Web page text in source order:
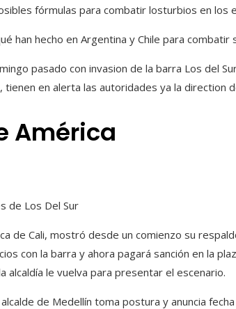
fórmulas para combatir losturbios en los
han hecho en Argentina y Chile para combatir
pasado con invasion de la barra Los del
tienen en alerta las autoridades ya la direction
América
de Los Del Sur
de Cali, mostró desde un comienzo su
con la barra y ahora pagará sanción en la
alcaldía le vuelva para presentar el escenario.
de Medellín toma postura y anuncia